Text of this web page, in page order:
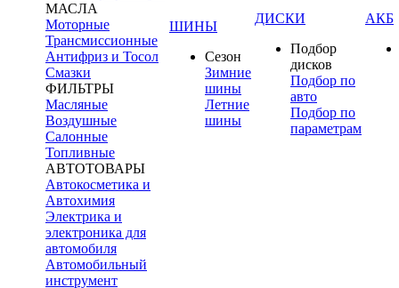
МАСЛА
Моторные
Трансмиссионные
Антифриз и Тосол
Смазки
ФИЛЬТРЫ
Масляные
Воздушные
Салонные
Топливные
АВТОТОВАРЫ
Автокосметика и
Автохимия
Электрика и
электроника для
автомобиля
Автомобильный
инструмент
ШИНЫ
Сезон
Зимние
шины
Летние
шины
ДИСКИ
Подбор
дисков
Подбор по
авто
Подбор по
параметрам
АКБ